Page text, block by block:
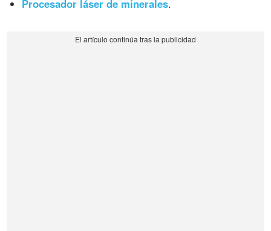
Procesador láser de minerales.